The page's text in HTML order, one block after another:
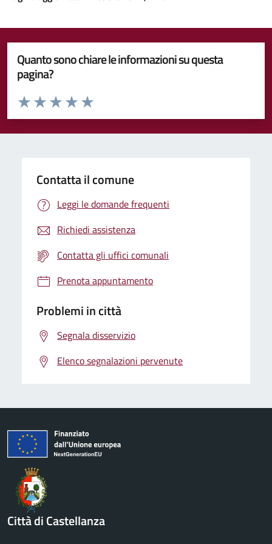
Quanto sono chiare le informazioni su questa
pagina?
Valuta da 1 a 5 stelle la pagina
Valuta 5 stelle su 5
Valuta 4 stelle su 5
Valuta 3 stelle su 5
Valuta 2 stelle su 5
Valuta 1 stelle su 5
Contatta il comune
Leggi le domande frequenti
Richiedi assistenza
Contatta gli uffici comunali
Prenota appuntamento
Problemi in città
Segnala disservizio
Elenco segnalazioni pervenute
Città di Castellanza